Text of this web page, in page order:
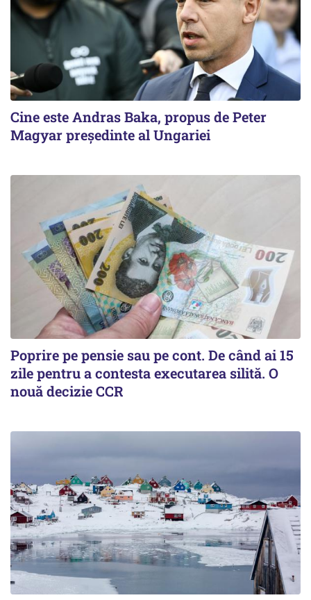
Cine este Andras Baka, propus de Peter
Magyar președinte al Ungariei
Poprire pe pensie sau pe cont. De când ai 15
zile pentru a contesta executarea silită. O
nouă decizie CCR